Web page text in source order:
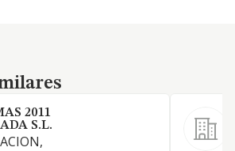
2011
S.L.